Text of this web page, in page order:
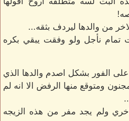
من والدها ليردف بثقه...
تمام نأجل ولو وفقت يبقي بكره
الفور بشكل اصدم والدها الذي
ومتوقع منها الرفض الا انه لم
ولم يجد مفر من هذه الزيجه